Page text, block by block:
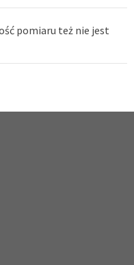
pomiaru też nie jest